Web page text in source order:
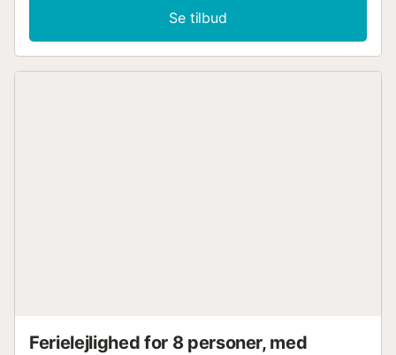
selv med en god morgenmad på den overdækkede
terrasse og bliv fortryllet af det unikke havpanorama,
inden I tager til stranden. Gå en tur til havet, hav det sjovt i
Se tilbud
Ferielejlighed for 8 personer, med